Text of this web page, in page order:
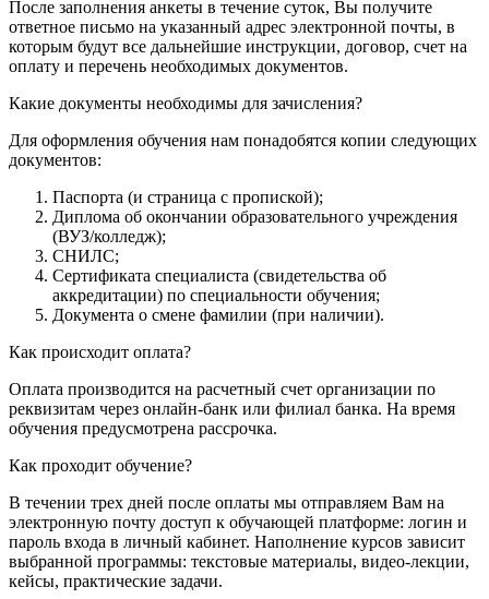
После заполнения анкеты в течение суток, Вы получите
ответное письмо на указанный адрес электронной почты, в
которым будут все дальнейшие инструкции, договор, счет на
оплату и перечень необходимых документов.
Какие документы необходимы для зачисления?
Для оформления обучения нам понадобятся копии следующих
документов:
Паспорта (и страница с пропиской);
Диплома об окончании образовательного учреждения
(ВУЗ/колледж);
СНИЛС;
Сертификата специалиста (свидетельства об
аккредитации) по специальности обучения;
Документа о смене фамилии (при наличии).
Как происходит оплата?
Оплата производится на расчетный счет организации по
реквизитам через онлайн-банк или филиал банка. На время
обучения предусмотрена рассрочка.
Как проходит обучение?
В течении трех дней после оплаты мы отправляем Вам на
электронную почту доступ к обучающей платформе: логин и
пароль входа в личный кабинет. Наполнение курсов зависит
выбранной программы: текстовые материалы, видео-лекции,
кейсы, практические задачи.